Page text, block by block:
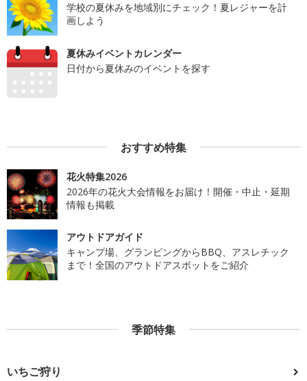
学校の夏休みを地域別にチェック！夏レジャーを計
画しよう
夏休みイベントカレンダー
日付から夏休みのイベントを探す
おすすめ特集
花火特集2026
2026年の花火大会情報をお届け！開催・中止・延期
情報も掲載
アウトドアガイド
キャンプ場、グランピングからBBQ、アスレチック
まで！全国のアウトドアスポットをご紹介
季節特集
いちご狩り